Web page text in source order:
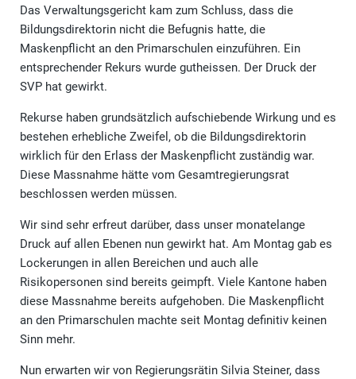
Das Verwaltungsgericht kam zum Schluss, dass die
Bildungsdirektorin nicht die Befugnis hatte, die
Maskenpflicht an den Primarschulen einzuführen. Ein
entsprechender Rekurs wurde gutheissen. Der Druck der
SVP hat gewirkt.
Rekurse haben grundsätzlich aufschiebende Wirkung und es
bestehen erhebliche Zweifel, ob die Bildungsdirektorin
wirklich für den Erlass der Maskenpflicht zuständig war.
Diese Massnahme hätte vom Gesamtregierungsrat
beschlossen werden müssen.
Wir sind sehr erfreut darüber, dass unser monatelange
Druck auf allen Ebenen nun gewirkt hat. Am Montag gab es
Lockerungen in allen Bereichen und auch alle
Risikopersonen sind bereits geimpft. Viele Kantone haben
diese Massnahme bereits aufgehoben. Die Maskenpflicht
an den Primarschulen machte seit Montag definitiv keinen
Sinn mehr.
Nun erwarten wir von Regierungsrätin Silvia Steiner, dass